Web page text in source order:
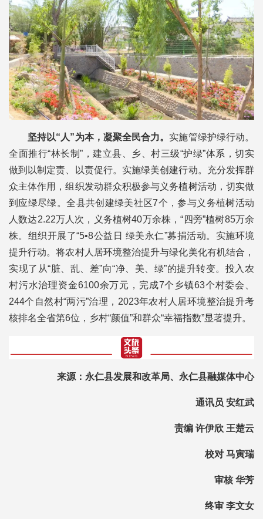
坚持以“人”为本，凝聚全民合力。 实施管绿护绿行动。
全面推行“林长制”，建立县、乡、村三级“护绿”体系，切实
做到以制定责、以责促行。实施绿美创建行动。充分发挥群
众主体作用，组织发动群众积极参与义务植树活动，切实做
到应绿尽绿。全县共创建绿美社区7个，参与义务植树活动
人数达2.22万人次，义务植树40万余株，“四旁”植树85万余
株。组织开展了“5•8公益日 绿美永仁”募捐活动。实施环境
提升行动。将农村人居环境整治提升与绿化美化有机结合，
实现了从“脏、乱、差”向“净、美、绿”的提升转变。投入农
村污水治理资金6100余万元，完成7个乡镇63个村委会、
244个自然村“两污”治理，2023年农村人居环境整治提升考
核排名全省第6位，乡村“颜值”和群众“幸福指数”显著提升。
来源：永仁县发展和改革局、永仁县融媒体中心
通讯员 安红武
责编 许伊欣 王楚云
校对 马寅瑞
审核 华芳
终审 李文女